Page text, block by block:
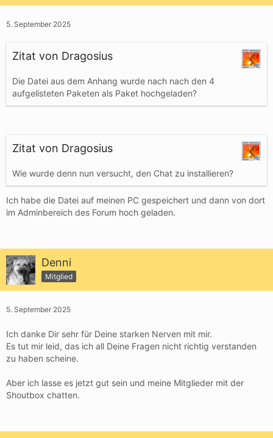
5. September 2025
Zitat von Dragosius
Die Datei aus dem Anhang wurde nach nach den 4
aufgelisteten Paketen als Paket hochgeladen?
Zitat von Dragosius
Wie wurde denn nun versucht, den Chat zu installieren?
Ich habe die Datei auf meinen PC gespeichert und dann von dort
im Adminbereich des Forum hoch geladen.
Denni
Mitglied
5. September 2025
Ich danke Dir sehr für Deine starken Nerven mit mir.
Es tut mir leid, das ich all Deine Fragen nicht richtig verstanden
zu haben scheine.
Aber ich lasse es jetzt gut sein und meine Mitglieder mit der
Shoutbox chatten.